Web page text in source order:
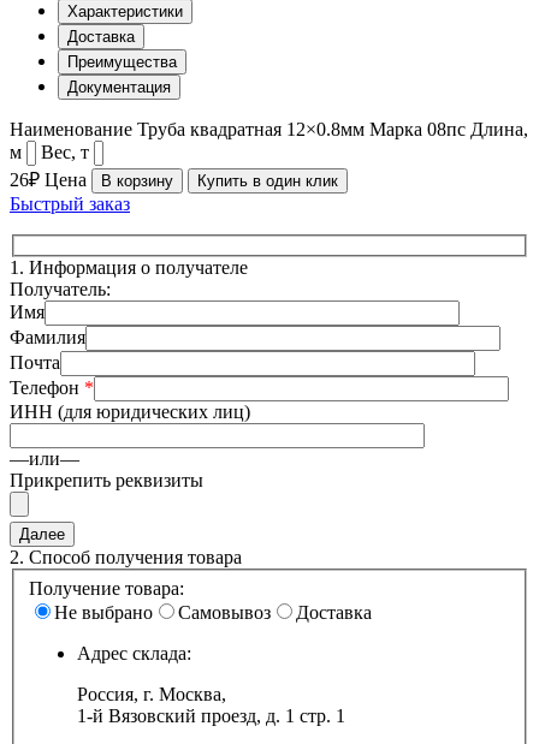
Характеристики
Доставка
Преимущества
Документация
Наименование Труба квадратная 12×0.8мм Марка 08пс Длина,
м
Вес, т
26₽ Цена В корзину Купить в один клик
Быстрый заказ
1. Информация о получателе
Получатель:
Имя
Фамилия
Почта
Телефон *
ИНН (для юридических лиц)
—или—
Прикрепить реквизиты
2. Способ получения товара
Получение товара:
Не выбрано
Самовывоз
Доставка
Адрес склада:
Россия, г. Москва,
1-й Вязовский проезд, д. 1 стр. 1